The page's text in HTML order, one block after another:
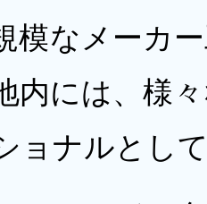
模なメーカ
内には、様
ョナルとし